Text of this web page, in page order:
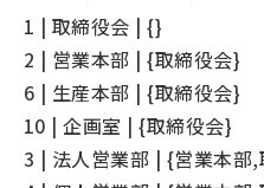
1 | 取締役会 | {}
2 | 営業本部 | {取締役会}
6 | 生産本部 | {取締役会}
10 | 企画室 | {取締役会}
3 | 法人営業部 | {営業本部